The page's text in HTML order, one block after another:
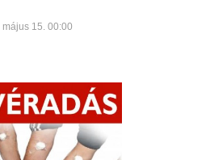
május 15. 00:00